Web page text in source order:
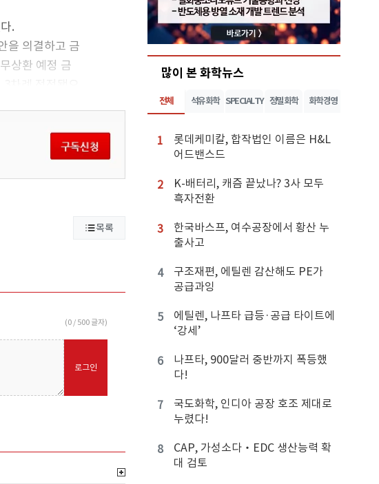
.
을 의결하고 금
상환 예정 금
목록
(0/ 500 글자)
로그인
많이 본 화학뉴스
전체 석유화학 SPECIALTY 정밀화학 화학경영
1
롯데케미칼, 합작법인 이름은 H&L
어드밴스드
2
K-배터리, 캐즘 끝났나? 3사 모두
흑자전환
3
한국바스프, 여수공장에서 황산 누
출사고
4
구조재편, 에틸렌 감산해도 PE가
공급과잉
5
에틸렌, 나프타 급등·공급 타이트에
‘강세’
6
나프타, 900달러 중반까지 폭등했
다!
7
국도화학, 인디아 공장 호조 제대로
누렸다!
8
CAP, 가성소다‧EDC 생산능력 확
대 검토